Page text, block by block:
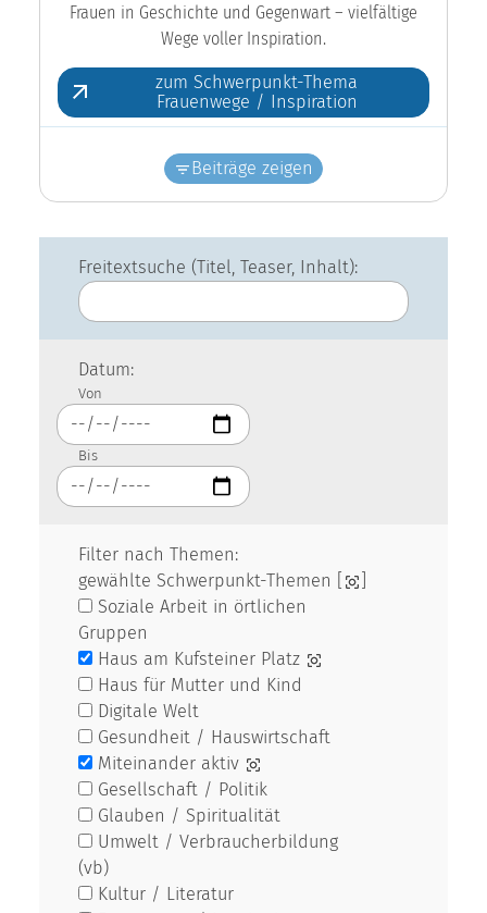
Frauen in Geschichte und Gegenwart – vielfältige
Wege voller Inspiration.
zum Schwerpunkt-Thema
Frauenwege / Inspiration
Beiträge zeigen
Freitextsuche (Titel, Teaser, Inhalt):
Datum:
Von
Bis
Filter nach Themen:
gewählte Schwerpunkt-Themen [
Soziale Arbeit in örtlichen
Gruppen
Haus am Kufsteiner Platz
Haus für Mutter und Kind
Digitale Welt
Gesundheit / Hauswirtschaft
Miteinander aktiv
Gesellschaft / Politik
Glauben / Spiritualität
Umwelt / Verbraucherbildung
(vb)
Kultur / Literatur